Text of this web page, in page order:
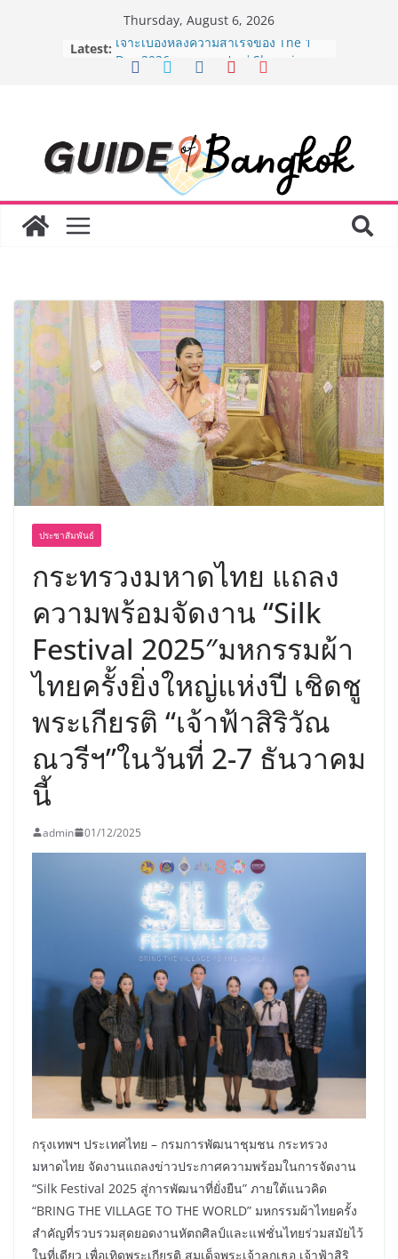
Thursday, August 6, 2026
Latest: เจาะเบื้องหลังความสำเร็จของ The 1
Day 2026 จากแคมเปญสู่ Shopping
จ่าย ผสาน Ecosystem ที่แข็งแกร่งของ
กลุ่มเซ็นทรัล สร้างยอดขายสูงสุดในรอบ
3 ปี
กรมการท่องเที่ยวเดินหน้าสร้าง Green
Coach รุ่นใหม่ ขับเคลื่อนการท่องเที่ยว
ระดับผลิตภัณฑ์ท้องถิ่นสู่ตลาดเชิง
พาณิชย์อย่างยั่งยืน
“ตลาดดอกไม้สี่มุมเมือง” ศูนย์รวมดอกไม้
สด ดอกไม้ประดิษฐ์ พวงมาลัย และสังฆ
ภัณฑ์ครบวงจร ขอเชิญเลือกซื้อมาลัย
และของขวัญต้อนรับวันแม่ เปิดให้
บริการทุกวันตลอด 24 ชั่วโมง
ครั้งแรกของไทย ส่งอุปกรณ์วิทยาศาสตร์
“CE-7 MATCH” ฝีมือคนไทย ร่วมภารกิจ
สำรวจดวงจันทร์ 24 สิงหาคมนี้
ประชาสัมพันธ์
กระทรวงมหาดไทย แถลง
ความพร้อมจัดงาน “Silk
Festival 2025″มหกรรมผ้า
ไทยครั้งยิ่งใหญ่แห่งปี เชิดชู
พระเกียรติ “เจ้าฟ้าสิริวัณ
ณวรีฯ”ในวันที่ 2-7 ธันวาคม
นี้
admin 01/12/2025
กรุงเทพฯ ประเทศไทย – กรมการพัฒนาชุมชน กระทรวง
มหาดไทย จัดงานแถลงข่าวประกาศความพร้อมในการจัดงาน
“Silk Festival 2025 สู่การพัฒนาที่ยั่งยืน” ภายใต้แนวคิด
“BRING THE VILLAGE TO THE WORLD” มหกรรมผ้าไทยครั้ง
สำคัญที่รวบรวมสุดยอดงานหัตถศิลป์และแฟชั่นไทยร่วมสมัยไว้
ในที่เดียว เพื่อเทิดพระเกียรติ สมเด็จพระเจ้าลูกเธอ เจ้าฟ้าสิริ